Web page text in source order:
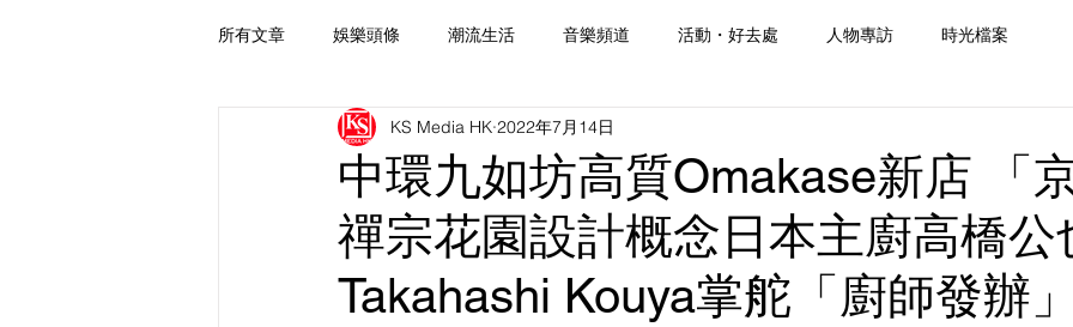
所有文章 娛樂頭條 潮流生活 音樂頻道 活動・好去處 人物專訪 時光檔案
中環九如坊高質Omakase新店 「京
禪宗花園設計概念日本主廚高橋公
Takahashi Kouya掌舵「廚師發辦」
KS Media HK 2022年7月14日